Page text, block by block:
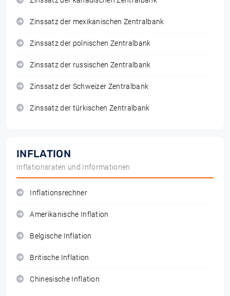
Zinssatz der mexikanischen Zentralbank
Zinssatz der polnischen Zentralbank
Zinssatz der russischen Zentralbank
Zinssatz der Schweizer Zentralbank
Zinssatz der türkischen Zentralbank
INFLATION
Inflationsraten und Informationen
Inflationsrechner
Amerikanische Inflation
Belgische Inflation
Britische Inflation
Chinesische Inflation